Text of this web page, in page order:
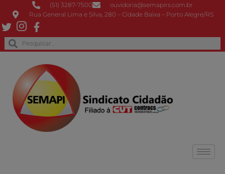
(51) 3287-7500
ouvidoria@semapirs.com.br
Rua General Lima e Silva, 280 – Cidade Baixa – Porto Alegre/RS